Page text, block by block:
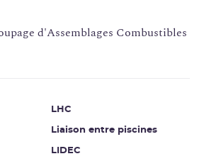
d'Assemblages Combustibles
LHC
Liaison entre piscines
LIDEC